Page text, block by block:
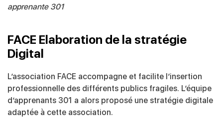
apprenante 301
FACE Elaboration de la stratégie
Digital
L’association FACE accompagne et facilite l’insertion
professionnelle des différents publics fragiles. L’équipe
d’apprenants 301 a alors proposé une stratégie digitale
adaptée à cette association.